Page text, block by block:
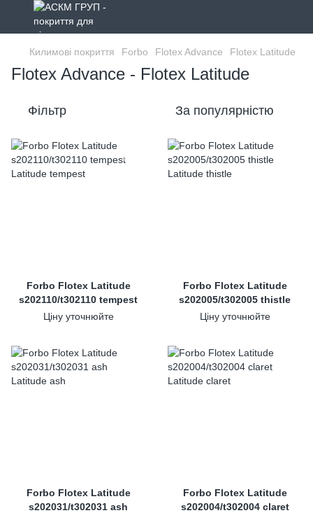
Килимові покриття Forbo Flotex Advance Flotex Latitude
Flotex Advance - Flotex Latitude
Фільтр За популярністю
Forbo Flotex Latitude
s202110/t302110 tempest
Ціну уточнюйте
Forbo Flotex Latitude
s202005/t302005 thistle
Ціну уточнюйте
Forbo Flotex Latitude
s202031/t302031 ash
Forbo Flotex Latitude
s202004/t302004 claret